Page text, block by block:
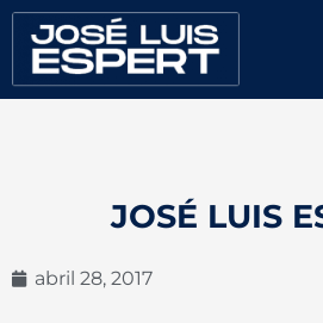
contenido
JOSÉ LUIS
abril 28, 2017